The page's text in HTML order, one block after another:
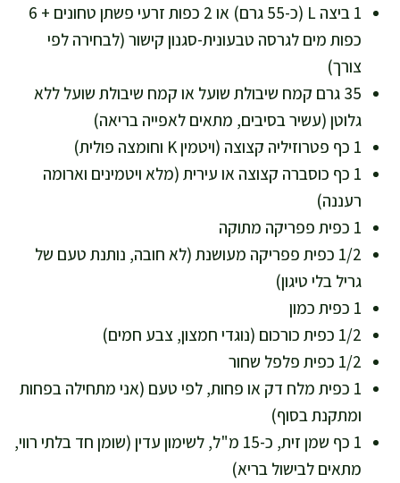
1 ביצה L (כ-55 גרם) או 2 כפות זרעי פשתן טחונים + 6
כפות מים לגרסה טבעונית-סגנון קישור (לבחירה לפי
צורך)
35 גרם קמח שיבולת שועל או קמח שיבולת שועל ללא
גלוטן (עשיר בסיבים, מתאים לאפייה בריאה)
1 כף פטרוזיליה קצוצה (ויטמין K וחומצה פולית)
1 כף כוסברה קצוצה או עירית (מלא ויטמינים וארומה
רעננה)
1 כפית פפריקה מתוקה
1/2 כפית פפריקה מעושנת (לא חובה, נותנת טעם של
גריל בלי טיגון)
1 כפית כמון
1/2 כפית כורכום (נוגדי חמצון, צבע חמים)
1/2 כפית פלפל שחור
1 כפית מלח דק או פחות, לפי טעם (אני מתחילה בפחות
ומתקנת בסוף)
1 כף שמן זית, כ-15 מ"ל, לשימון עדין (שומן חד בלתי רווי,
מתאים לבישול בריא)